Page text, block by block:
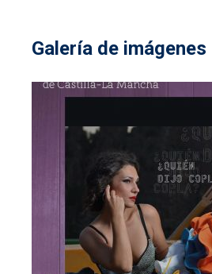
Galería de imágenes